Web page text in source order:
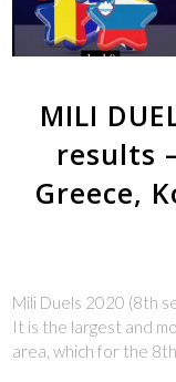
MILI
results
Greece,
Mili Duels 2020 (8th
It is the largest and
area, which for the